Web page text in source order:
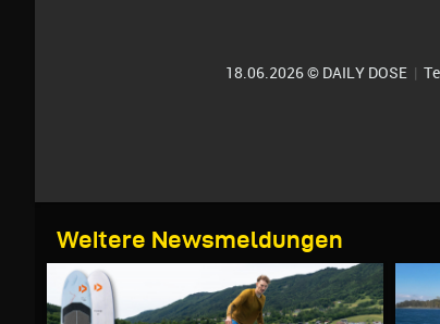
18.06.2026 © DAILY DOSE |
Weitere Newsmeldungen